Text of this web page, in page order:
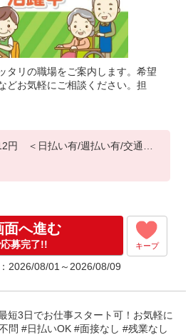
タリの職場をご案内します。希望
どお気軽にご相談ください。担
円 ＜日払い有/週払い有/交通費
む)＞
面へ進む
募完了!! キープ
2026/08/01～2026/08/09
短3日でお仕事スタート可！お気軽に
問 #日払いOK #面接なし #残業なし